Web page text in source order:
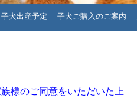
子犬出産予定 子犬ご購入のご案内
様のご同意をいただいた上